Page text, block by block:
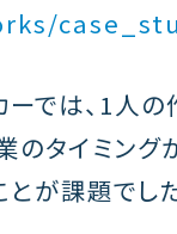
では、1人
のタイミン
が課題でし